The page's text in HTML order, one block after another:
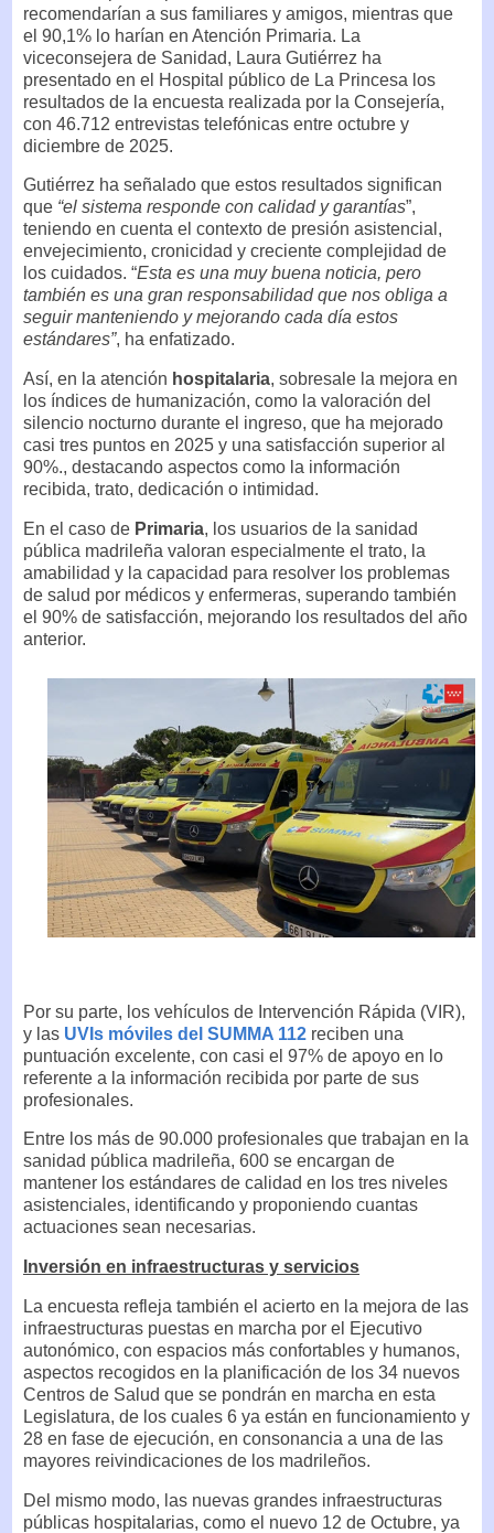
recomendarían a sus familiares y amigos, mientras que
el 90,1% lo harían en Atención Primaria. La
viceconsejera de Sanidad, Laura Gutiérrez ha
presentado en el Hospital público de La Princesa los
resultados de la encuesta realizada por la Consejería,
con 46.712 entrevistas telefónicas entre octubre y
diciembre de 2025.
Gutiérrez ha señalado que estos resultados significan
que “el sistema responde con calidad y garantías”,
teniendo en cuenta el contexto de presión asistencial,
envejecimiento, cronicidad y creciente complejidad de
los cuidados. “Esta es una muy buena noticia, pero
también es una gran responsabilidad que nos obliga a
seguir manteniendo y mejorando cada día estos
estándares”, ha enfatizado.
Así, en la atención hospitalaria, sobresale la mejora en
los índices de humanización, como la valoración del
silencio nocturno durante el ingreso, que ha mejorado
casi tres puntos en 2025 y una satisfacción superior al
90%., destacando aspectos como la información
recibida, trato, dedicación o intimidad.
En el caso de Primaria, los usuarios de la sanidad
pública madrileña valoran especialmente el trato, la
amabilidad y la capacidad para resolver los problemas
de salud por médicos y enfermeras, superando también
el 90% de satisfacción, mejorando los resultados del año
anterior.
Por su parte, los vehículos de Intervención Rápida (VIR),
y las UVIs móviles del SUMMA 112 reciben una
puntuación excelente, con casi el 97% de apoyo en lo
referente a la información recibida por parte de sus
profesionales.
Entre los más de 90.000 profesionales que trabajan en la
sanidad pública madrileña, 600 se encargan de
mantener los estándares de calidad en los tres niveles
asistenciales, identificando y proponiendo cuantas
actuaciones sean necesarias.
Inversión en infraestructuras y servicios
La encuesta refleja también el acierto en la mejora de las
infraestructuras puestas en marcha por el Ejecutivo
autonómico, con espacios más confortables y humanos,
aspectos recogidos en la planificación de los 34 nuevos
Centros de Salud que se pondrán en marcha en esta
Legislatura, de los cuales 6 ya están en funcionamiento y
28 en fase de ejecución, en consonancia a una de las
mayores reivindicaciones de los madrileños.
Del mismo modo, las nuevas grandes infraestructuras
públicas hospitalarias, como el nuevo 12 de Octubre, ya